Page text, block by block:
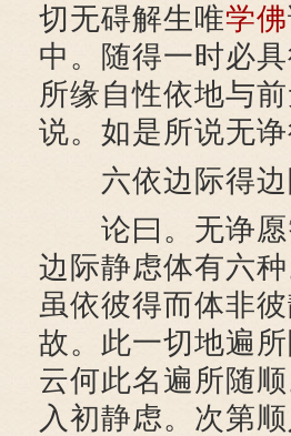
切无碍解生唯学佛
中。随得一时必
所缘自性依地与
说。如是所说无
六依边际得边
论曰。无诤愿
边际静虑体有六
虽依彼得而体非
故。此一切地遍
云何此名遍所随
入初静虑。次第